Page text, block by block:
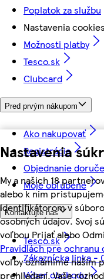
Nastavenia
My a našich 18
alebo k nim
identifikátorom v
osobných údajov. Svoj
voľbou Prijať alebo
Pravidlách pre ochranu
voľby oznámime našim
prehliadaní. Vaše
Poplatok za službu
Nastavenia cookies
Možnosti platby
Tesco.sk
Clubcard
Pred prvým nákupom
Ako nakupovať
Registrácia
Objednanie
Moje obľúbené
Kontaktujte nás
Tesco.sk
Zákaznícka linka -
Výber obchodu